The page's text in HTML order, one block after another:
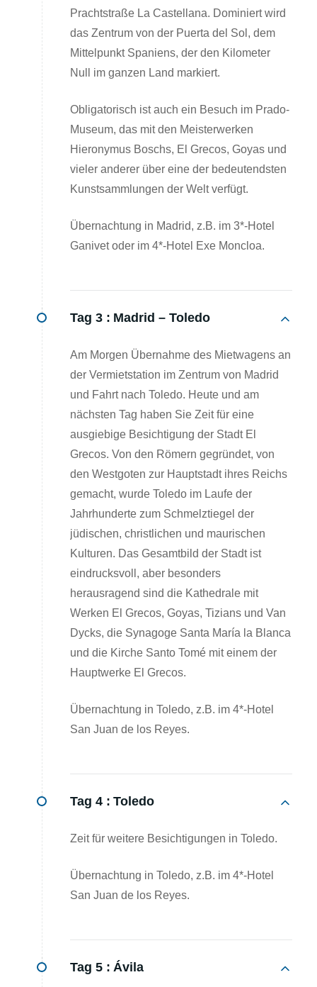
Prachtstraße La Castellana. Dominiert wird
das Zentrum von der Puerta del Sol, dem
Mittelpunkt Spaniens, der den Kilometer
Null im ganzen Land markiert.
Obligatorisch ist auch ein Besuch im Prado-
Museum, das mit den Meisterwerken
Hieronymus Boschs, El Grecos, Goyas und
vieler anderer über eine der bedeutendsten
Kunstsammlungen der Welt verfügt.
Übernachtung in Madrid, z.B. im 3*-Hotel
Ganivet oder im 4*-Hotel Exe Moncloa.
Tag 3 : Madrid – Toledo
Am Morgen Übernahme des Mietwagens an
der Vermietstation im Zentrum von Madrid
und Fahrt nach Toledo. Heute und am
nächsten Tag haben Sie Zeit für eine
ausgiebige Besichtigung der Stadt El
Grecos. Von den Römern gegründet, von
den Westgoten zur Hauptstadt ihres Reichs
gemacht, wurde Toledo im Laufe der
Jahrhunderte zum Schmelztiegel der
jüdischen, christlichen und maurischen
Kulturen. Das Gesamtbild der Stadt ist
eindrucksvoll, aber besonders
herausragend sind die Kathedrale mit
Werken El Grecos, Goyas, Tizians und Van
Dycks, die Synagoge Santa María la Blanca
und die Kirche Santo Tomé mit einem der
Hauptwerke El Grecos.
Übernachtung in Toledo, z.B. im 4*-Hotel
San Juan de los Reyes.
Tag 4 : Toledo
Zeit für weitere Besichtigungen in Toledo.
Übernachtung in Toledo, z.B. im 4*-Hotel
San Juan de los Reyes.
Tag 5 : Ávila